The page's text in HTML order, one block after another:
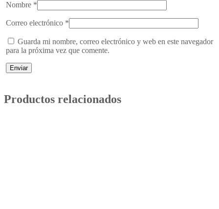
Nombre *
Correo electrónico *
Guarda mi nombre, correo electrónico y web en este navegador
para la próxima vez que comente.
Productos relacionados